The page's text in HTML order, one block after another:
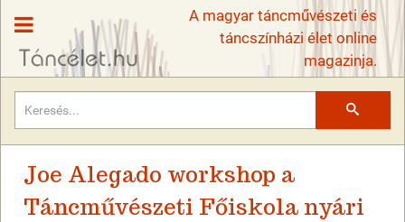
A magyar táncművészeti és
táncszínházi élet online
magazinja.
Joe Alegado workshop a
Táncművészeti Főiskola nyári